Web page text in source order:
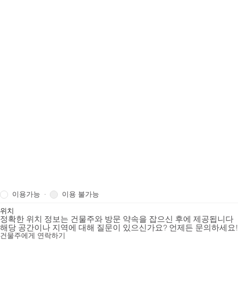
이용가능 · 이용 불가능
위치
정확한 위치 정보는 건물주와 방문 약속을 잡으신 후에 제공됩니다
해당 공간이나 지역에 대해 질문이 있으신가요? 언제든 문의하세요!
건물주에게 연락하기